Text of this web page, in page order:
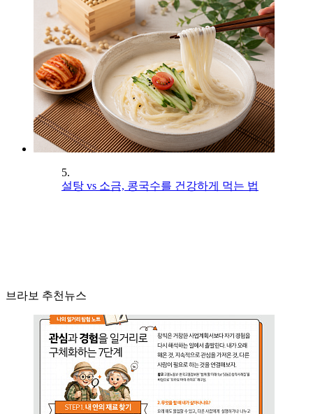
5.
설탕 vs 소금, 콩국수를 건강하게 먹는 법
브라보 추천뉴스